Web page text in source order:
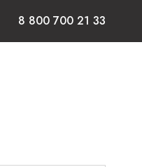
8 800 700 21 33